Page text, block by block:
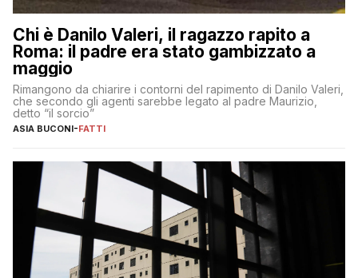
Chi è Danilo Valeri, il ragazzo rapito a
Roma: il padre era stato gambizzato a
maggio
Rimangono da chiarire i contorni del rapimento di Danilo Valeri,
che secondo gli agenti sarebbe legato al padre Maurizio,
detto “il sorcio”
ASIA BUCONI-FATTI